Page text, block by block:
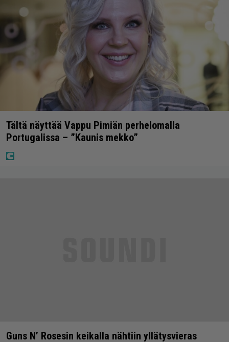
Tältä näyttää Vappu Pimiän perhelomalla
Portugalissa – ”Kaunis mekko”
Guns N’ Rosesin keikalla nähtiin yllätysvieras